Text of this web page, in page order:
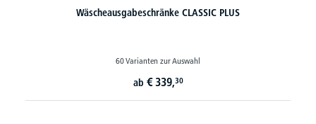
Wäscheausgabeschränke CLASSIC PLUS
60 Varianten zur Auswahl
ab € 339,30